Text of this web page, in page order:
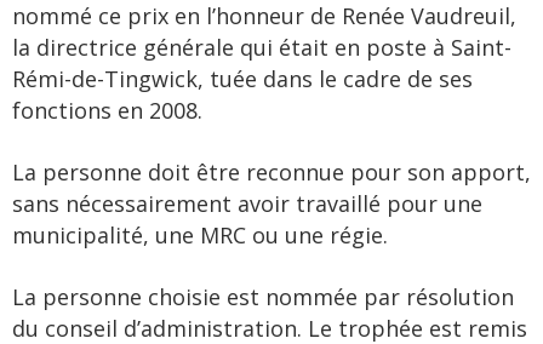
nommé ce prix en l’honneur de Renée Vaudreuil,
la directrice générale qui était en poste à Saint-
Rémi-de-Tingwick, tuée dans le cadre de ses
fonctions en 2008.
La personne doit être reconnue pour son apport,
sans nécessairement avoir travaillé pour une
municipalité, une MRC ou une régie.
La personne choisie est nommée par résolution
du conseil d’administration. Le trophée est remis